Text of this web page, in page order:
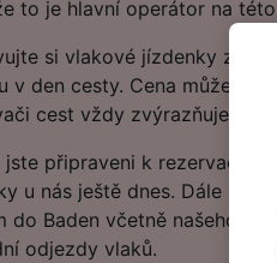
to je hlavní operátor na
si vlakové jízdenky z
v den cesty. Cena může
cest vždy zvýrazňujeme
jste připraveni k rezervaci,
u nás ještě dnes. Dále
do Baden včetně našeho
odjezdy vlaků.